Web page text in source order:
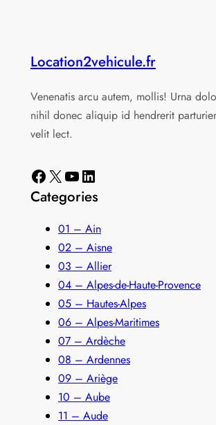
Location2vehicule.fr
Venenatis arcu autem, mollis! Urna
nihil donec aliquip id hendrerit
velit lect.
Facebook X YouTube LinkedIn
Categories
01 – Ain
02 – Aisne
03 – Allier
04 – Alpes-de-Haute-Provence
05 – Hautes-Alpes
06 – Alpes-Maritimes
07 – Ardèche
08 – Ardennes
09 – Ariège
10 – Aube
11 – Aude